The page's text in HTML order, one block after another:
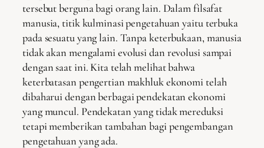
tersebut berguna bagi orang lain. Dalam filsafat
manusia, titik kulminasi pengetahuan yaitu terbuka
pada sesuatu yang lain. Tanpa keterbukaan, manusia
tidak akan mengalami evolusi dan revolusi sampai
dengan saat ini. Kita telah melihat bahwa
keterbatasan pengertian makhluk ekonomi telah
dibaharui dengan berbagai pendekatan ekonomi
yang muncul. Pendekatan yang tidak mereduksi
tetapi memberikan tambahan bagi pengembangan
pengetahuan yang ada.